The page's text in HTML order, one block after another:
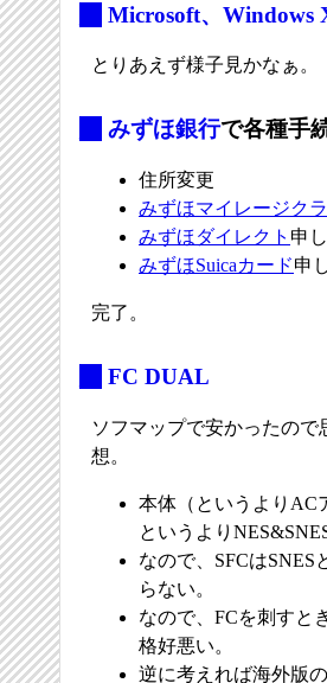
Microsoft、Windows
とりあえず様子見かなぁ。
みずほ銀行で各種手
住所変更
みずほマイレージク
みずほダイレクト 申
みずほSuicaカード申
完了。
FC DUAL
ソフマップで安かったので
想。
本体（というよりAC
というより
なので、SFCは
らない。
なので、FCを刺すと
格好悪い。
逆に考えれば海外版